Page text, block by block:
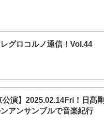
グロコルノ通信！Vol.44
公演】2025.02.14Fri！日髙
アンサンブルで音楽紀行